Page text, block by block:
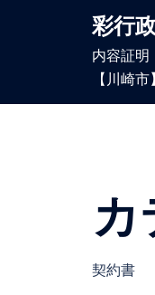
ツ
彩行
内容証明
【川崎市】
カ
契約書